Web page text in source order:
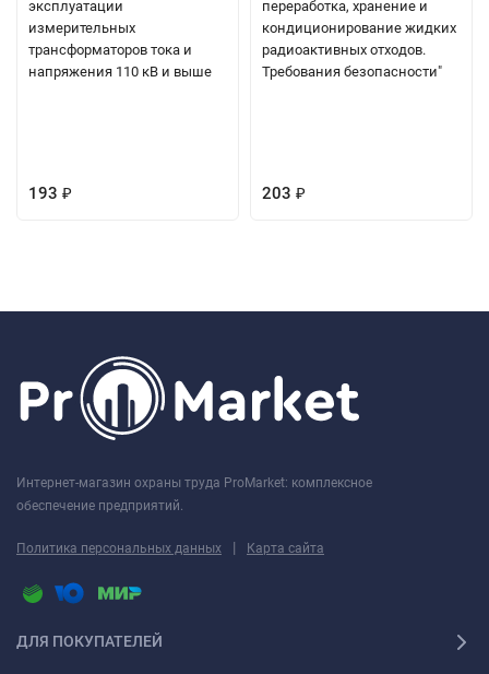
эксплуатации
измерительных
трансформаторов тока и
напряжения 110 кВ и выше
193 ₽
переработка, хранение и
кондиционирование жидких
радиоактивных отходов.
Требования безопасности"
203 ₽
Интернет-магазин охраны труда ProMarket: комплексное
обеспечение предприятий.
Политика персональных данных | Карта сайта
ДЛЯ ПОКУПАТЕЛЕЙ